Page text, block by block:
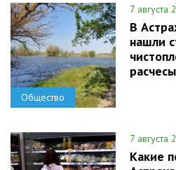
Общество
7 августа
В
нашли
7 августа
Какие